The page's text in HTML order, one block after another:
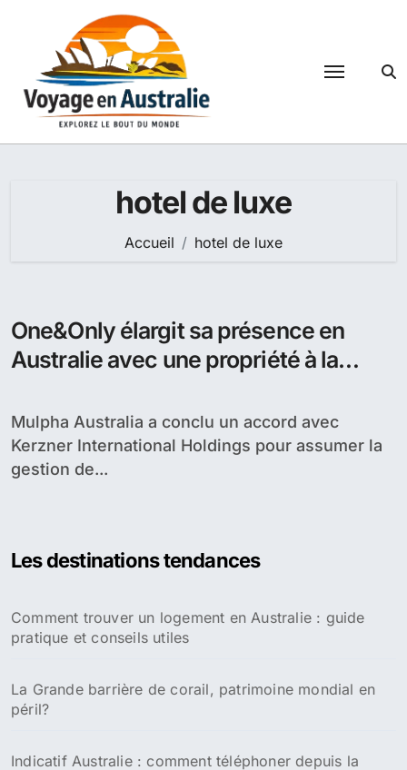
hotel de luxe
Accueil hotel de luxe
One&Only élargit sa présence en
Australie avec une propriété à la
Mulpha Australia a conclu un accord avec
Kerzner International Holdings pour assumer la
gestion de...
Les destinations tendances
Comment trouver un logement en Australie : guide
pratique et conseils utiles
La Grande barrière de corail, patrimoine mondial en
péril?
Indicatif Australie : comment téléphoner depuis la